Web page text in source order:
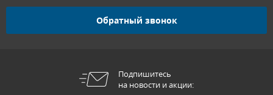
Обратный звонок
Подпишитесь
на новости и акции: